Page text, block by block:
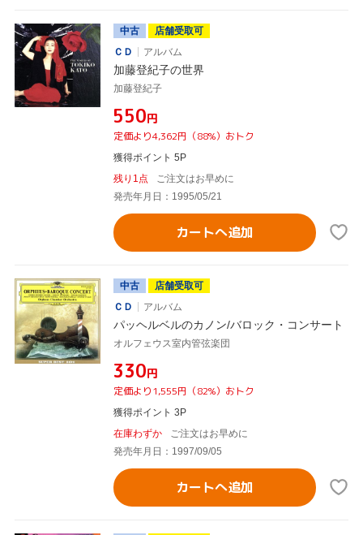
中古
店舗受取可
ＣＤ
アルバム
加藤登紀子の世界
加藤登紀子
¥550円
定価より4,362円（88%）おトク
獲得ポイント 5P
残り1点
ご注文はお早めに
発売年月日：1995/05/21
カートへ追加
中古
店舗受取可
ＣＤ
アルバム
パッヘルベルのカノン/バロック・コンサート
オルフェウス室内管弦楽団
¥330円
定価より1,555円（82%）おトク
獲得ポイント 3P
在庫わずか
ご注文はお早めに
発売年月日：1997/09/05
カートへ追加